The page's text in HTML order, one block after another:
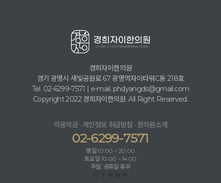
경희자이한의원
경기 광명시 새빛공원로 67 광명역자이타워C동 218호
Tel. 02-6299-7571 | e-mail. phdyangds@gmail.com
Copyright 2022 경희자이한의원. All Right Reserved.
이용약관· 개인정보 취급방침 · 한의원소개
02-6299-7571
평일 10:00 ~ 20:00
토요일 10:00 ~ 14:00
주말, 공휴일 휴무